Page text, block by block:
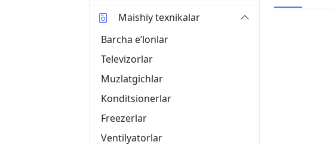
Maishiy texnikalar
Barcha eʼlonlar
Televizorlar
Muzlatgichlar
Konditsionerlar
Freezerlar
Ventilyatorlar